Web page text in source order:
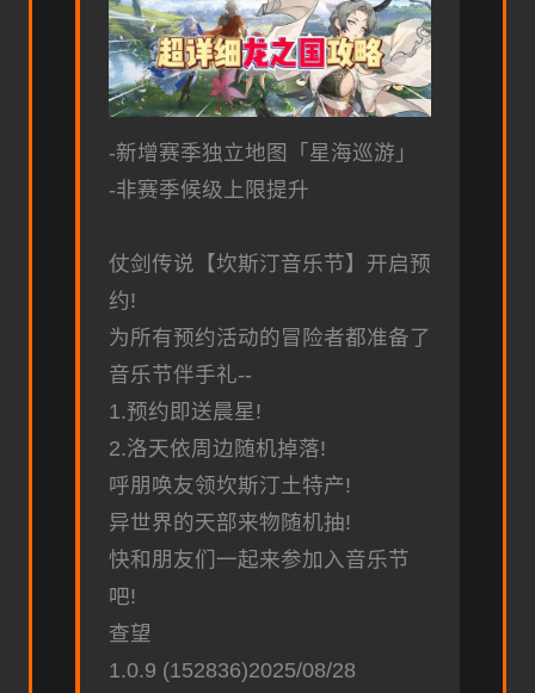
-新增赛季独立地图「星海巡游」
-非赛季候级上限提升
仗剑传说【坎斯汀音乐节】开启预
约!
为所有预约活动的冒险者都准备了
音乐节伴手礼--
1.预约即送晨星!
2.洛天依周边随机掉落!
呼朋唤友领坎斯汀土特产!
异世界的天部来物随机抽!
快和朋友们一起来参加入音乐节
吧!
查望
1.0.9 (152836)2025/08/28